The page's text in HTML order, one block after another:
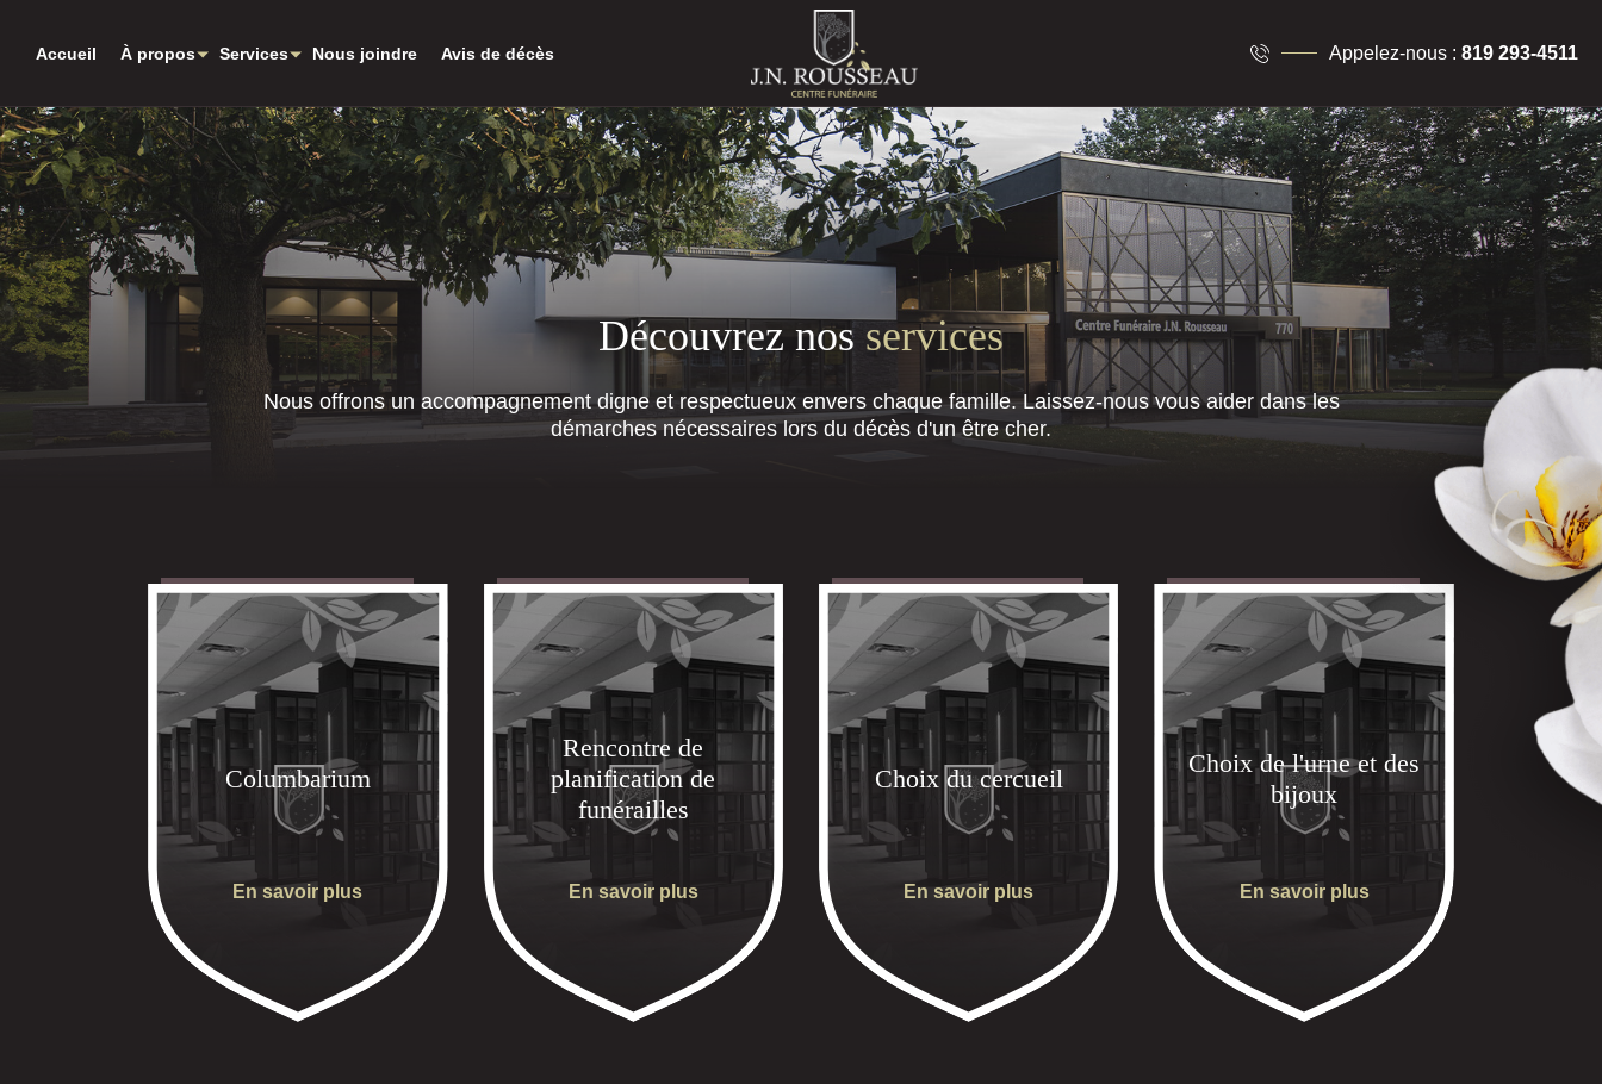
Appelez-nous : 819 293-4511
Accueil À propos Services Nous joindre Avis de décès
Découvrez nos services
Nous offrons un accompagnement digne et respectueux envers chaque famille. Laissez-nous vous aider dans les
démarches nécessaires lors du décès d'un être cher.
Columbarium
En savoir plus
Rencontre de
planification de
funérailles
En savoir plus
Choix du cercueil
En savoir plus
Choix de l'urne et des
bijoux
En savoir plus